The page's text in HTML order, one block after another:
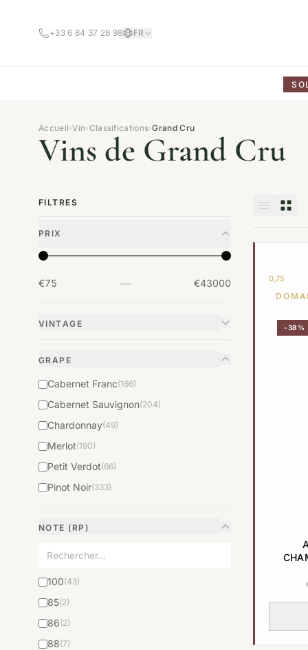
+33 6 84 37 28 98 FR
Accueil›Vin›Classifications›Grand Cru
Vins de Grand Cru
FILTRES
PRIX
€75 — €43000
VINTAGE
GRAPE
Cabernet Franc(166)
Cabernet Sauvignon(204)
Chardonnay(49)
Merlot(190)
Petit Verdot(66)
Pinot Noir(333)
NOTE (RP)
100(43)
85(2)
86(2)
88(7)
0,75
-38%